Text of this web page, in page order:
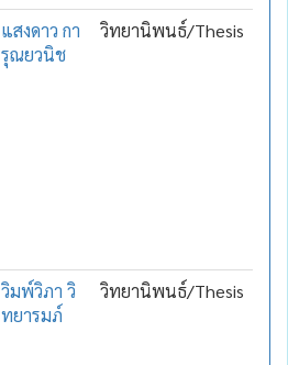
แสงดาว กา
รุณยวนิช
วิทยานิพนธ์/Thesis
วิมพ์วิภา วิ
ทยารมภ์
วิทยานิพนธ์/Thesis